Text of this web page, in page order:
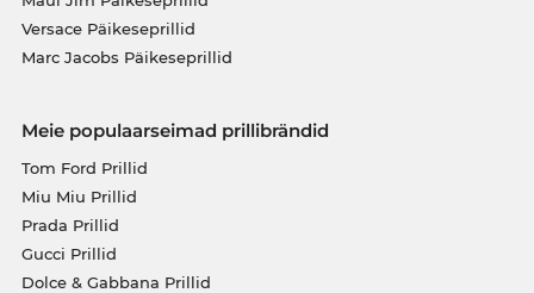
Versace Päikeseprillid
Marc Jacobs Päikeseprillid
Meie populaarseimad prillibrändid
Tom Ford Prillid
Miu Miu Prillid
Prada Prillid
Gucci Prillid
Dolce & Gabbana Prillid